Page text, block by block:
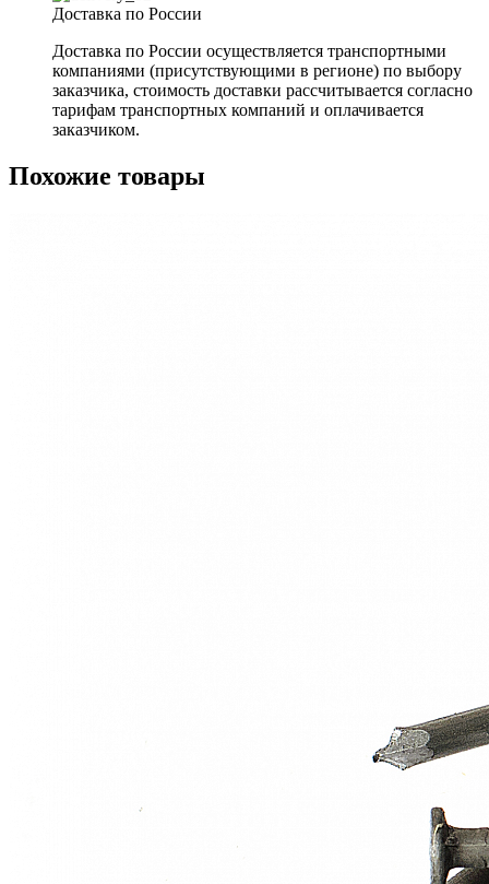
Доставка по России
Доставка по России осуществляется транспортными
компаниями (присутствующими в регионе) по выбору
заказчика, стоимость доставки рассчитывается согласно
тарифам транспортных компаний и оплачивается
заказчиком.
Похожие товары